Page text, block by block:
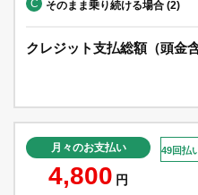
C そのまま乗り続ける場合 (2)
クレジット支払総額（頭金
月々のお支払い
4,800 円
49回払